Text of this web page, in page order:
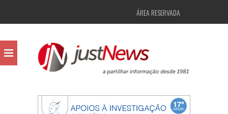
ÁREA RESERVADA